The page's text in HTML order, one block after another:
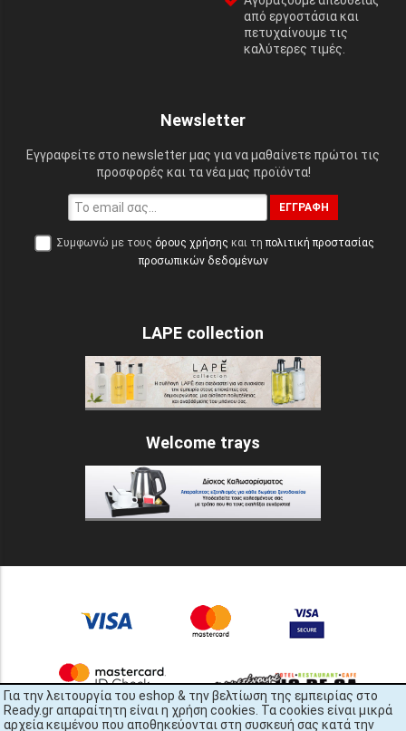
Για την λειτουργία του eshop & την βελτίωση της εμπειρίας στο
Ready.gr απαραίτητη είναι η χρήση cookies. Τα cookies είναι μικρά
αρχεία κειμένου που αποθηκεύονται στη συσκευή σας κατά την
από εργοστάσια και
πετυχαίνουμε τις
καλύτερες τιμές.
Newsletter
Εγγραφείτε στο newsletter μας για να μαθαίνετε πρώτοι τις
προσφορές και τα νέα μας προϊόντα!
ΕΓΓΡΑΦΉ
Συμφωνώ με τους όρους χρήσης και τη πολιτική προστασίας
προσωπικών δεδομένων
LAPE collection
Welcome trays